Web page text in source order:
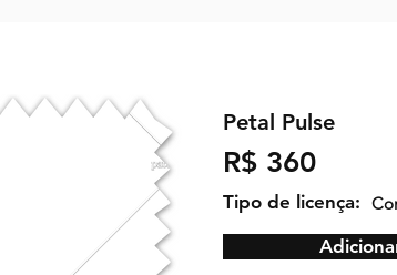
Petal Pulse
R$ 360
Tipo de licença: